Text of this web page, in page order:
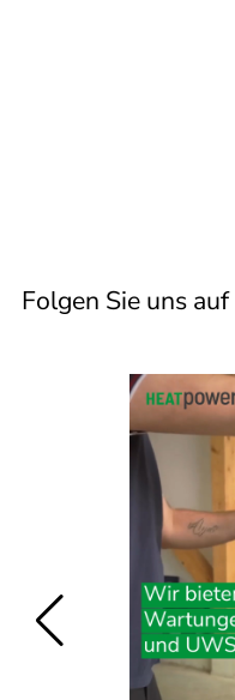
Folgen Sie uns auf